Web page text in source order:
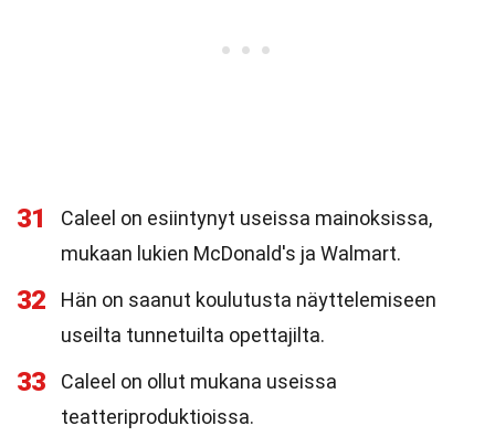
31
Caleel on esiintynyt useissa mainoksissa,
mukaan lukien McDonald's ja Walmart.
32
Hän on saanut koulutusta näyttelemiseen
useilta tunnetuilta opettajilta.
33
Caleel on ollut mukana useissa
teatteriproduktioissa.